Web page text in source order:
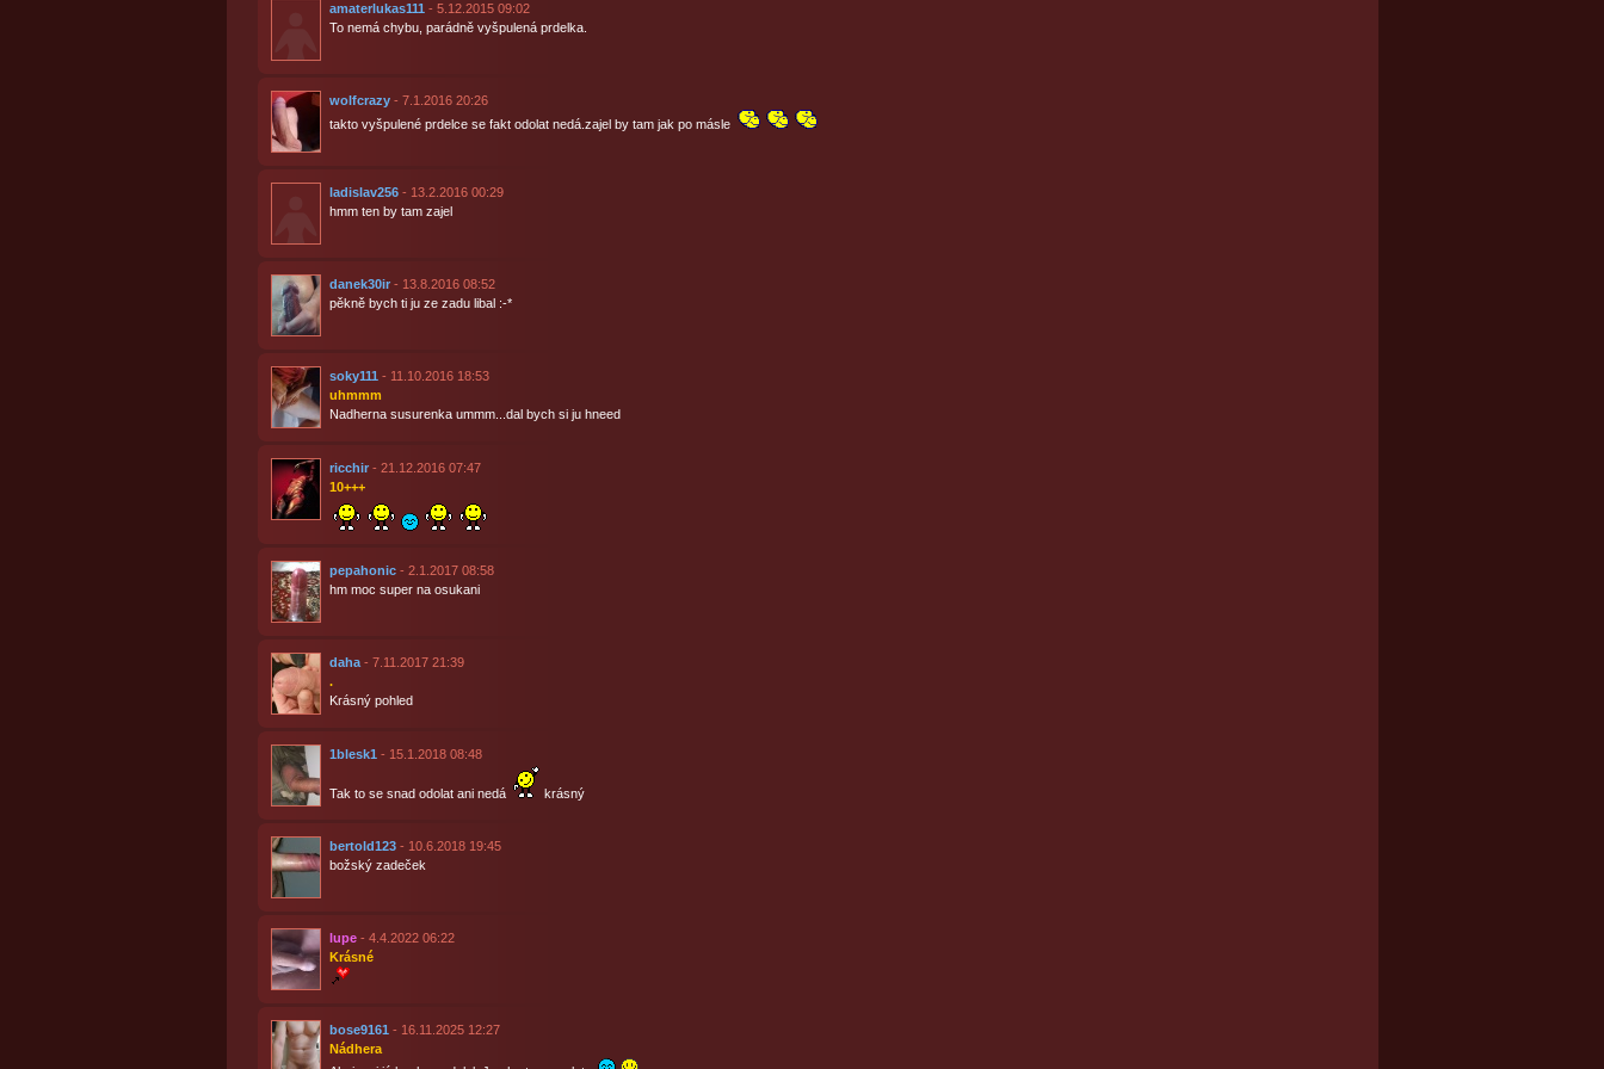
amaterlukas111 - 5.12.2015 09:02
To nemá chybu, parádně vyšpulená prdelka.
wolfcrazy- 7.1.2016 20:26
takto vyšpulené prdelce se fakt odolat nedá.zajel by tam jak po másle
ladislav256- 13.2.2016 00:29
hmm ten by tam zajel
danek30ir- 13.8.2016 08:52
pěkně bych ti ju ze zadu libal :-*
soky111 - 11.10.2016 18:53
uhmmm
Nadherna susurenka ummm...dal bych si ju hneed
ricchir- 21.12.2016 07:47
10+++
pepahonic- 2.1.2017 08:58
hm moc super na osukani
daha- 7.11.2017 21:39
.
Krásný pohled
1blesk1 - 15.1.2018 08:48
Tak to se snad odolat ani nedá krásný
bertold123- 10.6.2018 19:45
božský zadeček
lupe- 4.4.2022 06:22
Krásné
bose9161 - 16.11.2025 12:27
Nádhera